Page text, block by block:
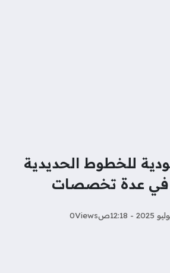
للخطوط الحديدية
في عدة تخصصات
Views
0